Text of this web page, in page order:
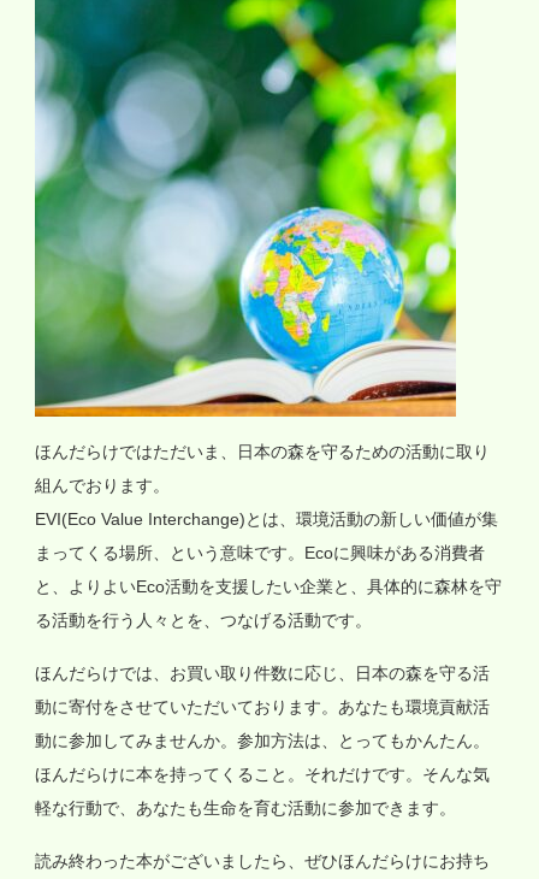
ほんだらけではただいま、日本の森を守るための活動に取り
組んでおります。
EVI(Eco Value Interchange)とは、環境活動の新しい価値が集
まってくる場所、という意味です。Ecoに興味がある消費者
と、よりよいEco活動を支援したい企業と、具体的に森林を守
る活動を行う人々とを、つなげる活動です。
ほんだらけでは、お買い取り件数に応じ、日本の森を守る活
動に寄付をさせていただいております。あなたも環境貢献活
動に参加してみませんか。参加方法は、とってもかんたん。
ほんだらけに本を持ってくること。それだけです。そんな気
軽な行動で、あなたも生命を育む活動に参加できます。
読み終わった本がございましたら、ぜひほんだらけにお持ち